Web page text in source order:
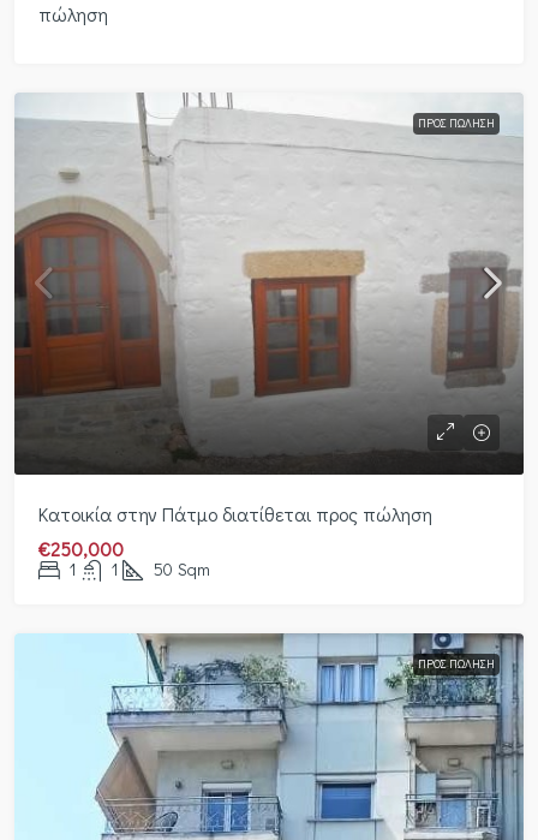
πώληση
ΠΡΟΣ ΠΏΛΗΣΗ
Κατοικία στην Πάτμο διατίθεται προς πώληση
€250,000
1 1 50 Sqm
ΠΡΟΣ ΠΏΛΗΣΗ